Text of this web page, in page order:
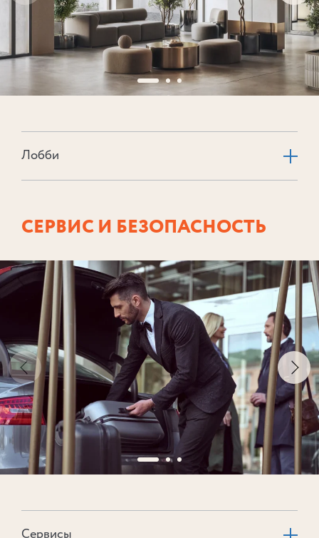
Лобби
СЕРВИС И БЕЗОПАСНОСТЬ
Сервисы